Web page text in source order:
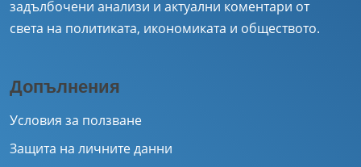
задълбочени анализи и актуални коментари от
света на политиката, икономиката и обществото.
Допълнения
Условия за ползване
Защита на личните данни